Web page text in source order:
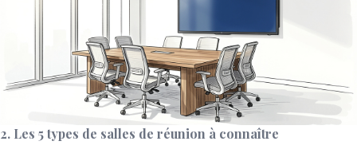
2. Les 5 types de salles de réunion à connaître